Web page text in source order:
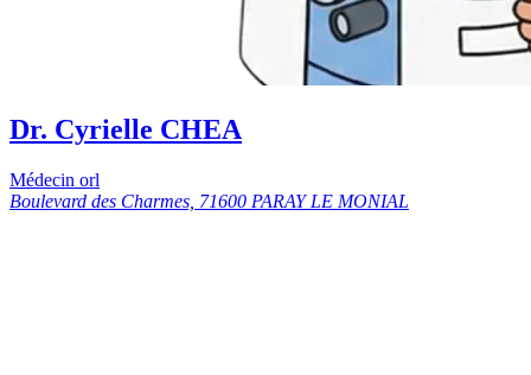
Dr. Cyrielle CHEA
Médecin orl
Boulevard des Charmes, 71600 PARAY LE MONIAL